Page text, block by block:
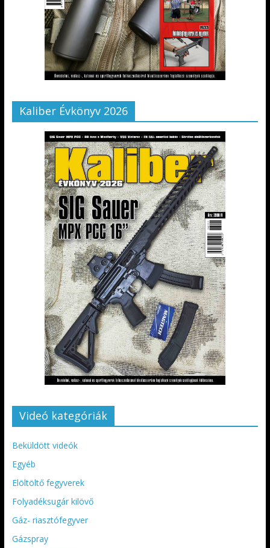
Kaliber Évkönyv 2026
Videó kategóriák
Beküldött videók
Egyéb
Elöltöltő fegyverek
Folyadéksugár kilövő
Gáz- riasztófegyver
Gázspray